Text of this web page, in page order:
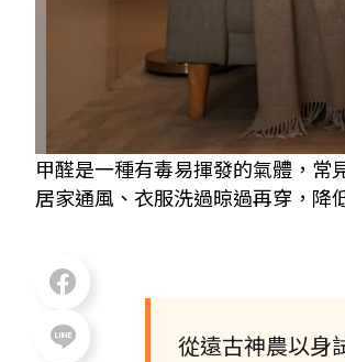
甲醛是一種有毒易揮發的氣體，
居家通風、衣服洗過晾過再穿，
從遠古神農以身